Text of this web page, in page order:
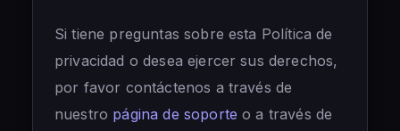
Si tiene preguntas sobre esta Política de
privacidad o desea ejercer sus derechos,
por favor contáctenos a través de
nuestro página de soporte o a través de